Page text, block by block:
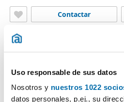
Uso responsable de sus datos
Nosotros y nuestros 1022
datos personales, p.ej., su
Contactar